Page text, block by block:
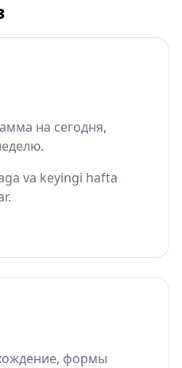
на сегодня,
va keyingi hafta
формы